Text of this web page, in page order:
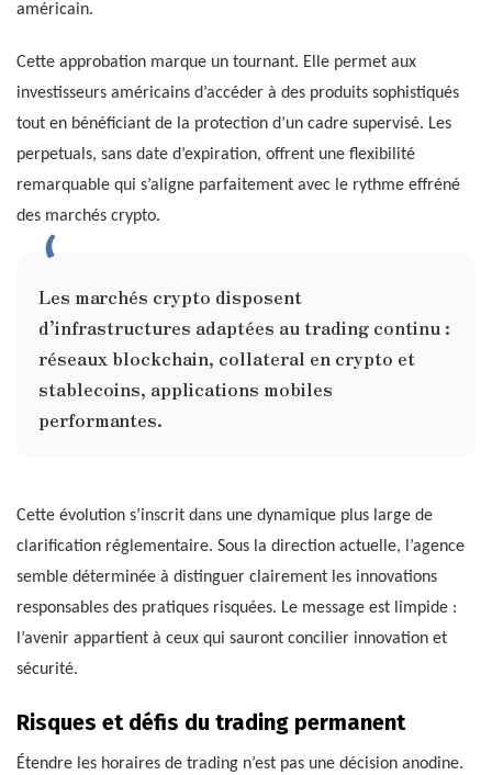
américain.
Cette approbation marque un tournant. Elle permet aux
investisseurs américains d’accéder à des produits sophistiqués
tout en bénéficiant de la protection d’un cadre supervisé. Les
perpetuals, sans date d’expiration, offrent une flexibilité
remarquable qui s’aligne parfaitement avec le rythme effréné
des marchés crypto.
Les marchés crypto disposent
d’infrastructures adaptées au trading continu :
réseaux blockchain, collateral en crypto et
stablecoins, applications mobiles
performantes.
Cette évolution s’inscrit dans une dynamique plus large de
clarification réglementaire. Sous la direction actuelle, l’agence
semble déterminée à distinguer clairement les innovations
responsables des pratiques risquées. Le message est limpide :
l’avenir appartient à ceux qui sauront concilier innovation et
sécurité.
Risques et défis du trading permanent
Étendre les horaires de trading n’est pas une décision anodine.